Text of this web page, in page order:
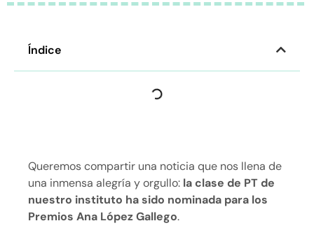
Índice
Queremos compartir una noticia que nos llena de
una inmensa alegría y orgullo: la clase de PT de
nuestro instituto ha sido nominada para los
Premios Ana López Gallego.